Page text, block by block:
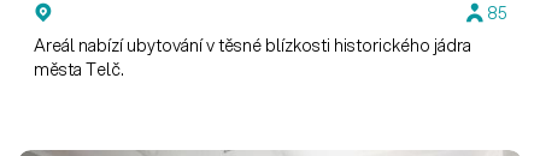
85
Areál nabízí ubytování v těsné blízkosti historického jádra
města Telč.